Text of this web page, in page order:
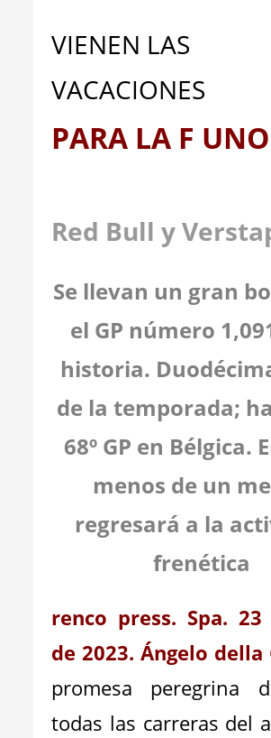
VIENEN LAS
VACACIONES
PARA LA F
Red Bull y
Se llevan un gran
el GP número
historia.
de la temporada;
68º GP en Bélgica.
menos de un
regresará a la
frenética
renco press. Spa.
de 2023. Ángelo della
promesa peregrina
todas las carreras del